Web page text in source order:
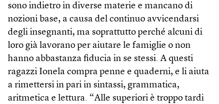
sono indietro in diverse materie e mancano di
nozioni base, a causa del continuo avvicendarsi
degli insegnanti, ma soprattutto perché alcuni di
loro già lavorano per aiutare le famiglie o non
hanno abbastanza fiducia in se stessi. A questi
ragazzi Ionela compra penne e quaderni, e li aiuta
a rimettersi in pari in sintassi, grammatica,
aritmetica e lettura. “Alle superiori è troppo tardi